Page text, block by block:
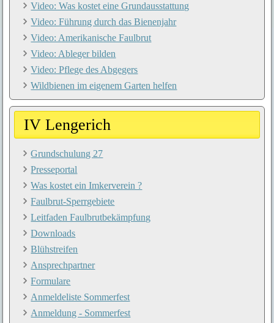
Video: Was kostet eine Grundausstattung
Video: Führung durch das Bienenjahr
Video: Amerikanische Faulbrut
Video: Ableger bilden
Video: Pflege des Abgegers
Wildbienen im eigenem Garten helfen
IV Lengerich
Grundschulung 27
Presseportal
Was kostet ein Imkerverein ?
Faulbrut-Sperrgebiete
Leitfaden Faulbrutbekämpfung
Downloads
Blühstreifen
Ansprechpartner
Formulare
Anmeldeliste Sommerfest
Anmeldung - Sommerfest